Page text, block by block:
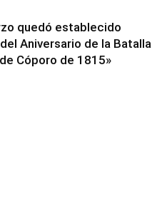
quedó establecido
Aniversario de la Batalla
Cóporo de 1815»